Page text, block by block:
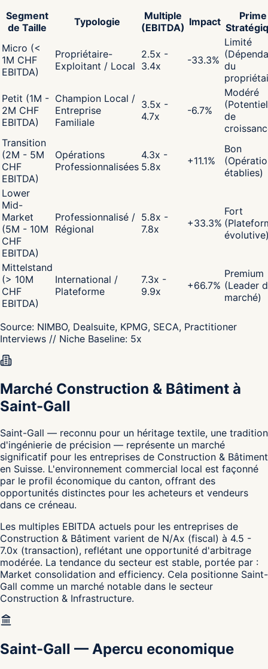
Segment
de Taille
Typologie
Multiple
(EBITDA) Impact
Prime
Micro (<
1M CHF
EBITDA)
Propriétaire-
Exploitant / Local
2.5x -
3.4x
-33.3%
Limité
du
Petit (1M -
2M CHF
EBITDA)
Champion Local /
Entreprise
Familiale
3.5x -
4.7x
-6.7%
Modéré
(Potentiel
de
Transition
(2M - 5M
CHF
EBITDA)
Opérations
Professionnalisées
4.3x -
5.8x
+11.1%
Bon
établies)
Lower
Mid-
Market
(5M - 10M
CHF
EBITDA)
Professionnalisé /
Régional
5.8x -
7.8x
+33.3%
Fort
Mittelstand
(> 10M
CHF
EBITDA)
International /
Plateforme
7.3x -
9.9x
+66.7%
Premium
(Leader
marché)
Source: NIMBO, Dealsuite, KPMG, SECA, Practitioner
Interviews // Niche Baseline: 5x
Marché Construction & Bâtiment à
Saint-Gall
Saint-Gall — reconnu pour un héritage textile, une tradition
d'ingénierie de précision — représente un marché
significatif pour les entreprises de Construction & Bâtiment
en Suisse. L'environnement commercial local est façonné
par le profil économique du canton, offrant des
opportunités distinctes pour les acheteurs et vendeurs
dans ce créneau.
Les multiples EBITDA actuels pour les entreprises de
Construction & Bâtiment varient de N/Ax (fiscal) à 4.5 -
7.0x (transaction), reflétant une opportunité d'arbitrage
modérée. La tendance du secteur est stable, portée par :
Market consolidation and efficiency. Cela positionne Saint-
Gall comme un marché notable dans le secteur
Construction & Infrastructure.
Saint-Gall — Apercu economique